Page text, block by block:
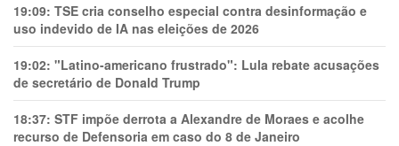
19:09: TSE cria conselho especial contra desinformação e
uso indevido de IA nas eleições de 2026
19:02: "Latino-americano frustrado": Lula rebate acusações
de secretário de Donald Trump
18:37: STF impõe derrota a Alexandre de Moraes e acolhe
recurso de Defensoria em caso do 8 de Janeiro